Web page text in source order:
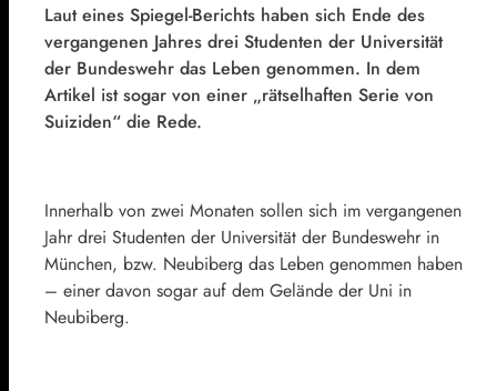
Laut eines Spiegel-Berichts haben sich Ende des
vergangenen Jahres drei Studenten der Universität
der Bundeswehr das Leben genommen. In dem
Artikel ist sogar von einer „rätselhaften Serie von
Suiziden“ die Rede.
Innerhalb von zwei Monaten sollen sich im vergangenen
Jahr drei Studenten der Universität der Bundeswehr in
München, bzw. Neubiberg das Leben genommen haben
– einer davon sogar auf dem Gelände der Uni in
Neubiberg.